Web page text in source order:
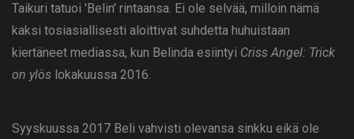
Taikuri tatuoi 'Belin' rintaansa. Ei ole selvää, milloin nämä
kaksi tosiasiallisesti aloittivat suhdetta huhuistaan ​​
kiertäneet mediassa, kun Belinda esiintyi Criss Angel: Trick
on ylös lokakuussa 2016.
Syyskuussa 2017 Beli vahvisti olevansa sinkku eikä ole